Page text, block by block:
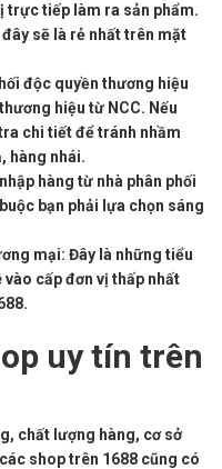
trực tiếp làm ra sản phẩm.
sẽ là rẻ nhất trên mặt
độc quyền thương hiệu
hiệu từ NCC. Nếu
chi tiết để tránh nhầm
hàng nhái.
hàng từ nhà phân phối
bạn phải lựa chọn sáng
mại: Đây là những tiểu
cấp đơn vị thấp nhất
uy tín trên
chất lượng hàng, cơ sở
shop trên 1688 cũng có